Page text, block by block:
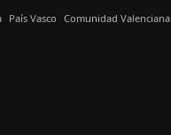
País Vasco Comunidad Valenciana